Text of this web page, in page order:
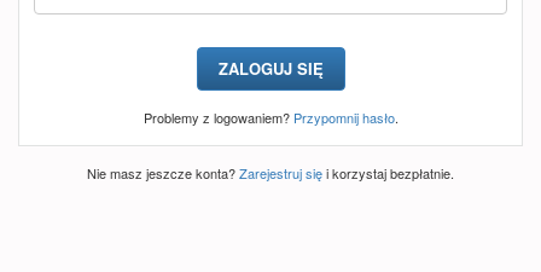
Problemy z logowaniem? Przypomnij hasło.
Nie masz jeszcze konta?Zarejestruj sięi korzystaj bezpłatnie.